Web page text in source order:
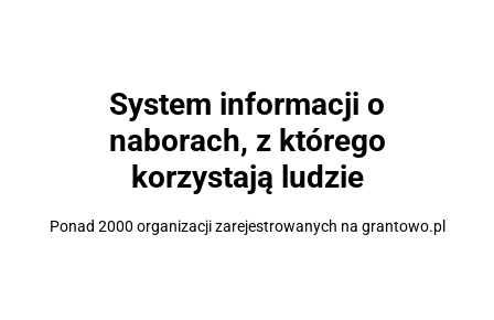
System informacji o
naborach, z którego
korzystają ludzie
Ponad 2000 organizacji zarejestrowanych na grantowo.pl